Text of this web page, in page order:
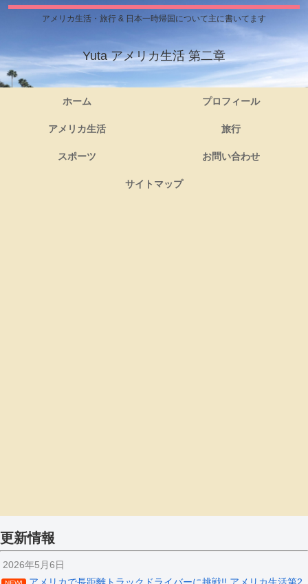
アメリカ生活・旅行 & 日本一時帰国について主に書いてます
Yuta アメリカ生活 第二章
ホーム プロフィール
アメリカ生活 旅行
スポーツ お問い合わせ
サイトマップ
更新情報
2026年5月6日